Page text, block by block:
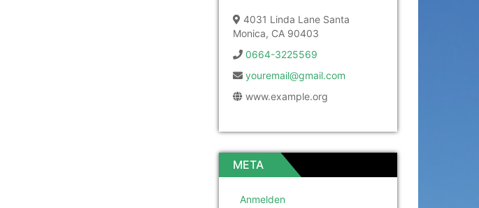
4031 Linda Lane Santa
Monica, CA 90403
0664-3225569
youremail@gmail.com
www.example.org
META
Anmelden